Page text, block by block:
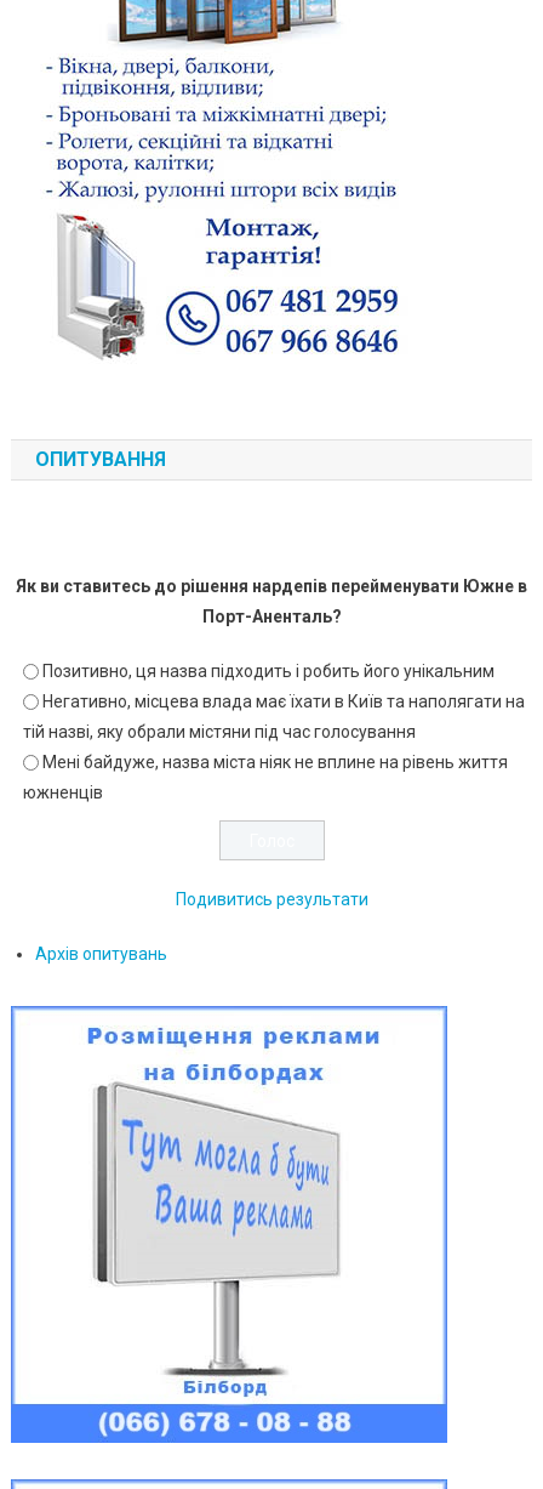
ОПИТУВАННЯ
Як ви ставитесь до рішення нардепів перейменувати Южне в
Порт-Аненталь?
Позитивно, ця назва підходить і робить його унікальним
Негативно, місцева влада має їхати в Київ та наполягати на
тій назві, яку обрали містяни під час голосування
Мені байдуже, назва міста ніяк не вплине на рівень життя
южненців
Подивитись результати
Архів опитувань